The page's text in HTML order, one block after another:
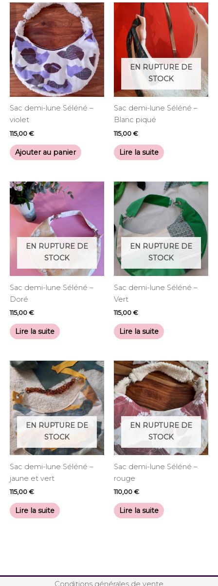
Sac demi-lune Séléné –
violet
115,00€
Ajouter au panier
EN RUPTURE DE
STOCK
Sac demi-lune Séléné –
Blanc piqué
115,00€
Lire la suite
EN RUPTURE DE
STOCK
Sac demi-lune Séléné –
Doré
115,00€
Lire la suite
EN RUPTURE DE
STOCK
Sac demi-lune Séléné –
Vert
115,00€
Lire la suite
EN RUPTURE DE
STOCK
Sac demi-lune Séléné –
jaune et vert
115,00€
Lire la suite
EN RUPTURE DE
STOCK
Sac demi-lune Séléné –
rouge
110,00€
Lire la suite
Conditions générales de vente